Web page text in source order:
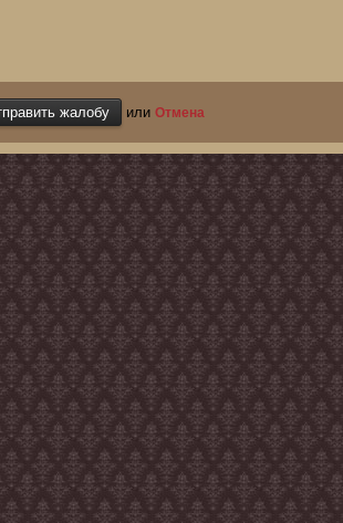
или Отмена